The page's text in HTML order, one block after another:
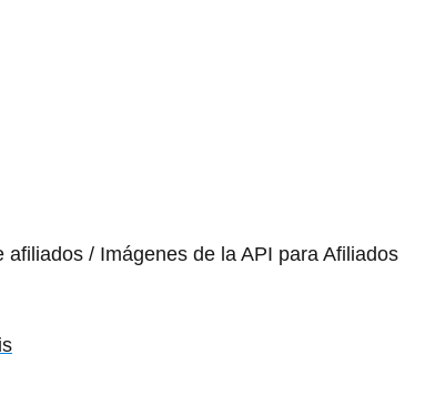
/ Imágenes de la API para Afiliados